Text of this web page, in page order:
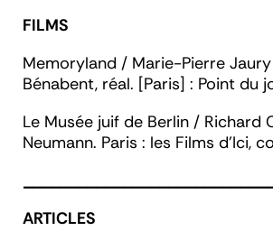
FILMS
Memoryland / Marie-Pierre Jaury
Bénabent, réal. [Paris] : Point du
Le Musée juif de Berlin / Richard
Neumann. Paris : les Films d'Ici,
ARTICLES